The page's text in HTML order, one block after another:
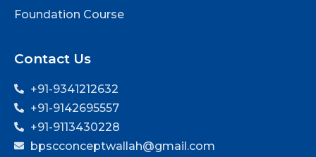
Foundation Course
Contact Us
+91-9341212632
+91-9142695557
+91-9113430228
bpscconceptwallah@gmail.com